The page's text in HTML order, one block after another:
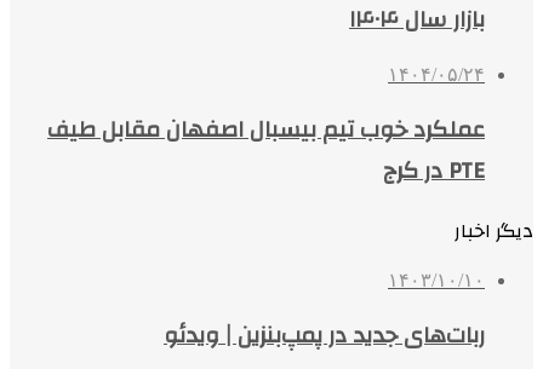
بازار سال ۱۴۰۴
۱۴۰۴/۰۵/۲۴
عملکرد خوب تیم بیسبال اصفهان مقابل طیف
PTE در کرج
دیگر اخبار
۱۴۰۳/۱۰/۱۰
ربات‌های جدید در پمپ‌بنزین | ویدئو